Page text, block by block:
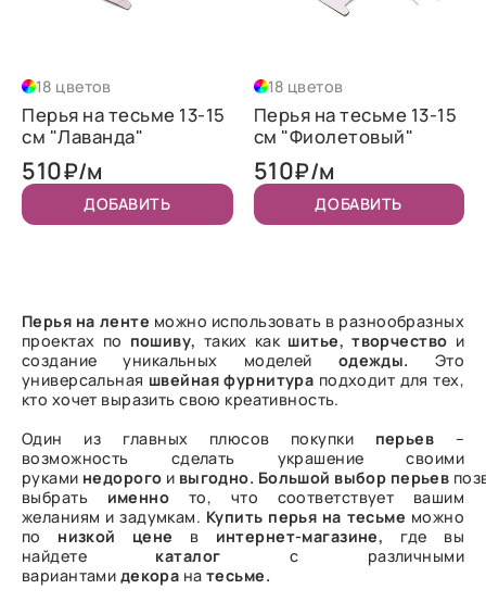
18 цветов
Перья на тесьме 13-15
см "Лаванда"
510₽/м
ДОБАВИТЬ
18 цветов
Перья на тесьме 13-15
см "Фиолетовый"
510₽/м
ДОБАВИТЬ
Перья на ленте можно использовать в разнообразных
проектах по пошиву, таких как шитье, творчество и
создание уникальных моделей одежды. Это
универсальная швейная фурнитура подходит для тех,
кто хочет выразить свою креативность.
Один из главных плюсов покупки перьев –
возможность сделать украшение своими
руками недорого и выгодно. Большой выбор перьев
выбрать именно то, что соответствует вашим
желаниям и задумкам. Купить перья на тесьме можно
по низкой цене в интернет-магазине, где вы
найдете каталог с различными
вариантами декора натесьме.